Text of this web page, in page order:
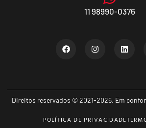
11 98990-0376
Direitos reservados © 2021-2026. Em
POLÍTICA DE PRIVACIDADE